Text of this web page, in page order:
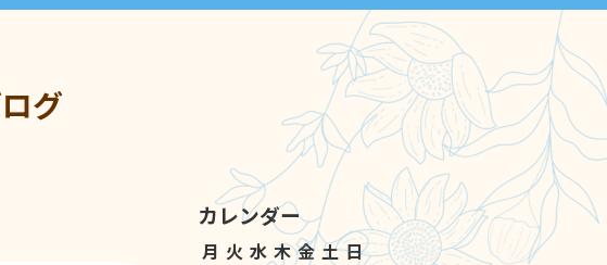
グ
カレンダー
月 火 水 木 金 土 日